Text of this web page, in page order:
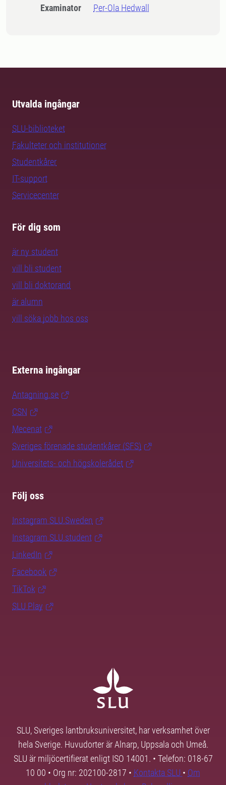
Examinator Per-Ola Hedwall
Utvalda ingångar
SLU-biblioteket
Fakulteter och institutioner
Studentkårer
IT-support
Servicecenter
För dig som
är ny student
vill bli student
vill bli doktorand
är alumn
vill söka jobb hos oss
Externa ingångar
Antagning.se
CSN
Mecenat
Sveriges förenade studentkårer (SFS)
Universitets- och högskolerådet
Följ oss
Instagram SLU.Sweden
Instagram SLU.student
LinkedIn
Facebook
TikTok
SLU Play
SLU, Sveriges lantbruksuniversitet, har verksamhet över
hela Sverige. Huvudorter är Alnarp, Uppsala och Umeå.
SLU är miljöcertifierat enligt ISO 14001. • Telefon: 018-67
10 00 • Org nr: 202100-2817 • Kontakta SLU • Om